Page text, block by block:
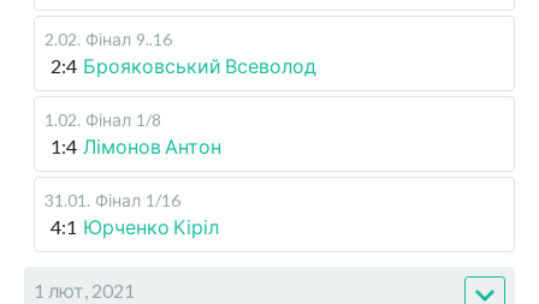
2.02. Фінал 9..16
2:4 Брояковський Всеволод
1.02. Фінал 1/8
1:4 Лімонов Антон
31.01 . Фінал 1/16
4:1 Юрченко Кіріл
1 лют, 2021